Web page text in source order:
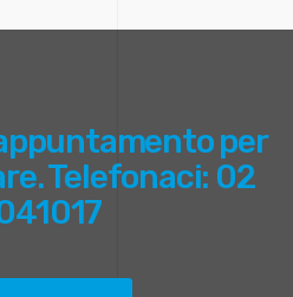
per
Telefonaci: 02